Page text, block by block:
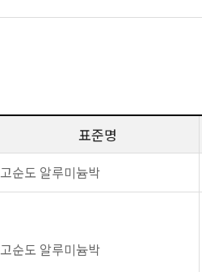
표준명
고순도 알루미늄박
고순도 알루미늄박